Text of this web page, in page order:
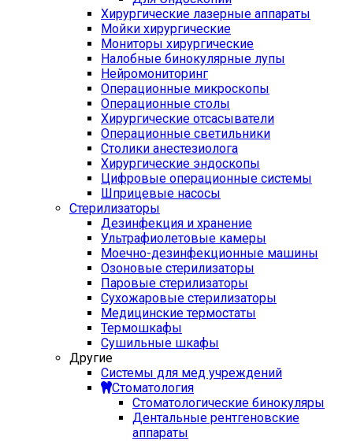
Хирургические лазерные аппараты
Мойки хирургические
Мониторы хирургические
Налобные бинокулярные лупы
Нейромониторинг
Операционные микроскопы
Операционные столы
Хирургические отсасыватели
Операционные светильники
Столики анестезиолога
Хирургические эндоскопы
Цифровые операционные системы
Шприцевые насосы
Стерилизаторы
Дезинфекция и хранение
Ультрафиолетовые камеры
Моечно-дезинфекционные машины
Озоновые стерилизаторы
Паровые стерилизаторы
Сухожаровые стерилизаторы
Медицинские термостаты
Термошкафы
Сушильные шкафы
Другие
Системы для мед учреждений
Стоматология
Стоматологические бинокуляры
Дентальные рентгеновские
аппараты